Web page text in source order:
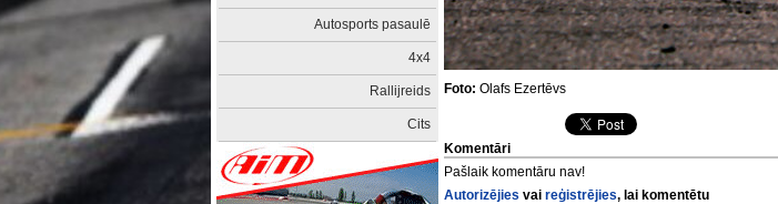
Autosports pasaulē
4x4
Rallijreids
Cits
Foto: Olafs Ezertēvs
Komentāri
Pašlaik komentāru nav!
Autorizējies vai reģistrējies, lai komentētu